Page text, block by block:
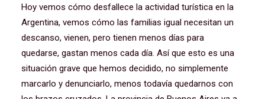
Hoy vemos cómo desfallece la actividad turística en la
Argentina, vemos cómo las familias igual necesitan un
descanso, vienen, pero tienen menos días para
quedarse, gastan menos cada día. Así que esto es una
situación grave que hemos decidido, no simplemente
marcarlo y denunciarlo, menos todavía quedarnos con